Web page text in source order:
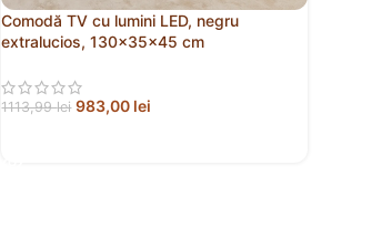
Comodă TV cu lumini LED, negru
extralucios, 130x35x45 cm
1113,99lei 983,00 lei